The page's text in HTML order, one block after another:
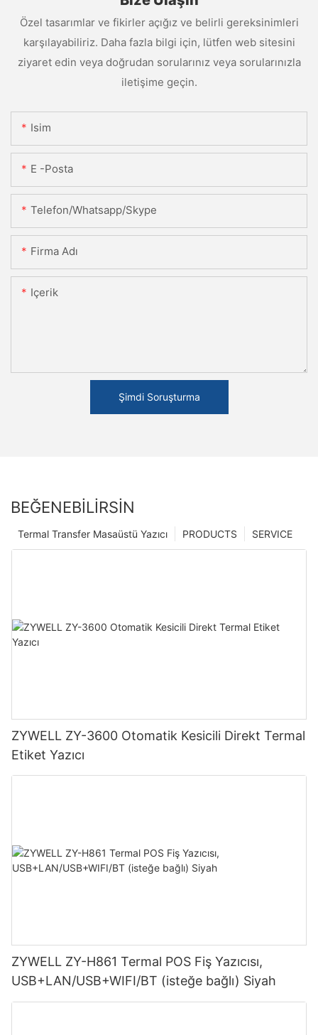
Özel tasarımlar ve fikirler açığız ve belirli gereksinimleri
karşılayabiliriz. Daha fazla bilgi için, lütfen web sitesini
ziyaret edin veya doğrudan sorularınız veya sorularınızla
iletişime geçin.
Isim
E -posta
Telefon/Whatsapp/Skype
Firma Adı
Içerik
Şimdi Soruşturma
BEĞENEBILIRSIN
SERVICE
PRODUCTS
Termal Transfer Masaüstü Yazıcı
ZYWELL ZY-3600 Otomatik Kesicili Direkt Termal
Etiket Yazıcı
ZYWELL ZY-H861 Termal POS Fiş Yazıcısı,
USB+LAN/USB+WIFI/BT (isteğe bağlı) Siyah